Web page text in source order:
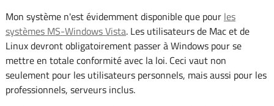
Mon système n'est évidemment disponible que pour les
systèmes MS-Windows Vista. Les utilisateurs de Mac et de
Linux devront obligatoirement passer à Windows pour se
mettre en totale conformité avec la loi. Ceci vaut non
seulement pour les utilisateurs personnels, mais aussi pour les
professionnels, serveurs inclus.